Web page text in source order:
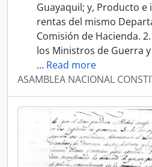
Guayaquil; y, Producto e
rentas del mismo
Comisión de Hacienda.
los Ministros de Guerra
… Read more
ASAMBLEA NACIONAL